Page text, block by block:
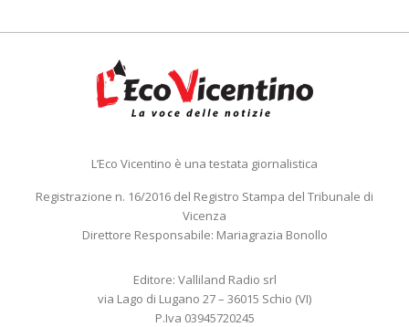
L’Eco Vicentino è una testata giornalistica
Registrazione n. 16/2016 del Registro Stampa del Tribunale di
Vicenza
Direttore Responsabile: Mariagrazia Bonollo
Editore: Valliland Radio srl
via Lago di Lugano 27 – 36015 Schio (VI)
P.Iva 03945720245